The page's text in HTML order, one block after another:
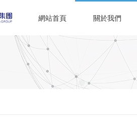
網站首頁 關於我們